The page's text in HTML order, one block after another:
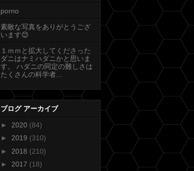
porno
素敵な写真をありがとうござ
います😊
１ｍｍと拡大してくださった
ダニはナミハダニかと思いま
す。 ハダニの同定の難しさは
たくさんの科学者...
ブログ アーカイブ
► 2020 (84)
► 2019 (310)
► 2018 (210)
► 2017 (18)